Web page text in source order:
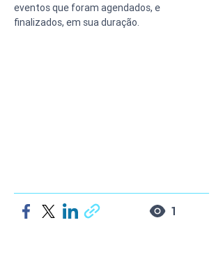
eventos que foram agendados, e
finalizados, em sua duração.
1